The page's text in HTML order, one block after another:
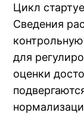
Цикл
Сведения
для
оценки